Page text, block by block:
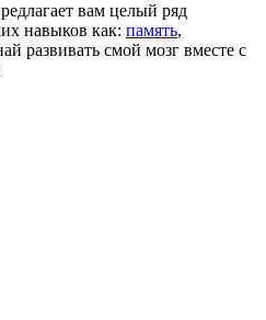
вам целый ряд
навыков как: память,
развивать смой мозг вместе с